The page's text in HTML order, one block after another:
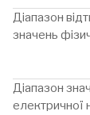
Діапазон
значень
Діапазон
електричної